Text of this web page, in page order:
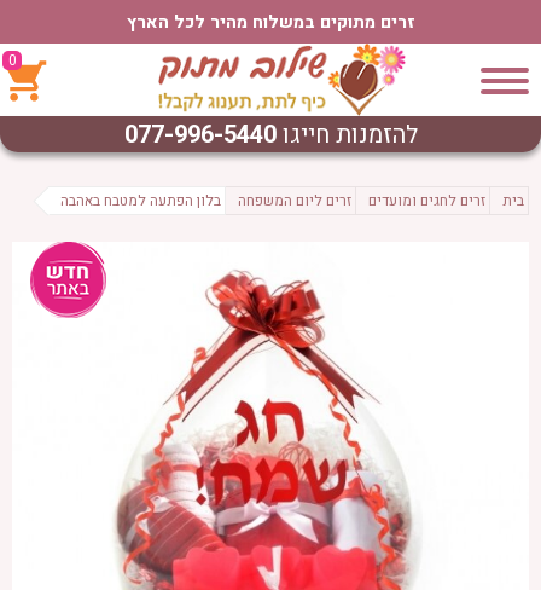
זרים מתוקים במשלוח מהיר לכל הארץ
0
להזמנות חייגו077-996-5440
בית זרים לחגים ומועדים זרים ליום המשפחה בלון הפתעה למטבח באהבה